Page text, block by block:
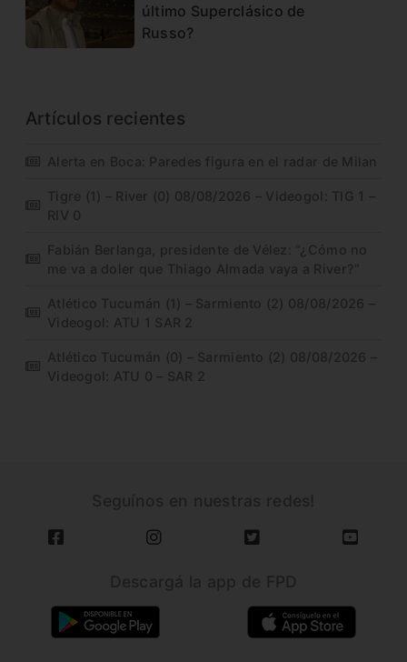
último Superclásico de
Russo?
Artículos recientes
Alerta en Boca: Paredes figura en el radar de Milan
Tigre (1) – River (0) 08/08/2026 – Videogol: TIG 1 –
RIV 0
Fabián Berlanga, presidente de Vélez: “¿Cómo no
me va a doler que Thiago Almada vaya a River?”
Atlético Tucumán (1) – Sarmiento (2) 08/08/2026 –
Videogol: ATU 1 SAR 2
Atlético Tucumán (0) – Sarmiento (2) 08/08/2026 –
Videogol: ATU 0 – SAR 2